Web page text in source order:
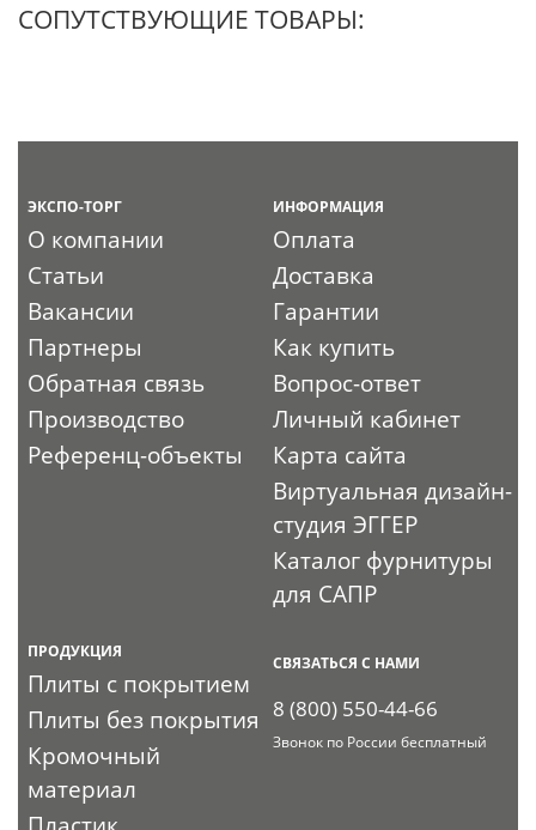
СОПУТСТВУЮЩИЕ ТОВАРЫ:
ЭКСПО-ТОРГ
О компании
Статьи
Вакансии
Партнеры
Обратная связь
Производство
Референц-объекты
ИНФОРМАЦИЯ
Оплата
Доставка
Гарантии
Как купить
Вопрос-ответ
Личный кабинет
Карта сайта
Виртуальная дизайн-
студия ЭГГЕР
Каталог фурнитуры
для САПР
ПРОДУКЦИЯ
Плиты с покрытием
Плиты без покрытия
Кромочный
материал
СВЯЗАТЬСЯ С НАМИ
8 (800) 550-44-66
Звонок по России бесплатный